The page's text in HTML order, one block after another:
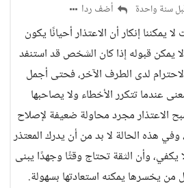
سنة واحدة أضف ردا
إنكار أن الاعتذار أحيانًا يكون
يمكن قبوله إذا كان الشخص قد استنفد
لدى الطرف الآخر، فحتى أجمل
عندما تتكرر الأخطاء ولا يصاحبها
الاعتذار مجرد محاولة ضعيفة لإصلاح
هذه الحالة لا بد من أن يدرك المعتذر
يكفي، وأن الثقة تحتاج وقتًا وجهدًا يبنى
يخسرها يمكنه استعادتها بسهولة.